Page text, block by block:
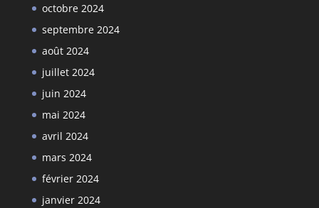
octobre 2024
septembre 2024
août 2024
juillet 2024
juin 2024
mai 2024
avril 2024
mars 2024
février 2024
janvier 2024